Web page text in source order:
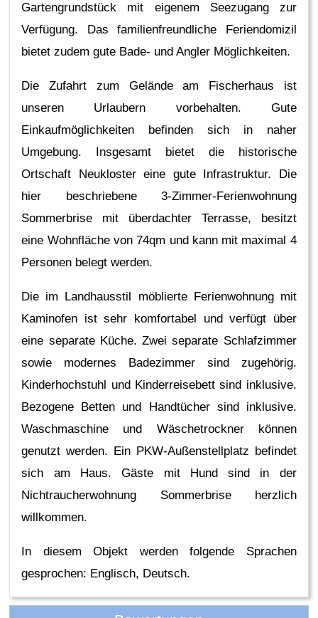
Gartengrundstück mit eigenem Seezugang zur
Verfügung. Das familienfreundliche Feriendomizil
bietet zudem gute Bade- und Angler Möglichkeiten.
Die Zufahrt zum Gelände am Fischerhaus ist
unseren Urlaubern vorbehalten. Gute
Einkaufmöglichkeiten befinden sich in naher
Umgebung. Insgesamt bietet die historische
Ortschaft Neukloster eine gute Infrastruktur. Die
hier beschriebene 3-Zimmer-Ferienwohnung
Sommerbrise mit überdachter Terrasse, besitzt
eine Wohnfläche von 74qm und kann mit maximal 4
Personen belegt werden.
Die im Landhausstil möblierte Ferienwohnung mit
Kaminofen ist sehr komfortabel und verfügt über
eine separate Küche. Zwei separate Schlafzimmer
sowie modernes Badezimmer sind zugehörig.
Kinderhochstuhl und Kinderreisebett sind inklusive.
Bezogene Betten und Handtücher sind inklusive.
Waschmaschine und Wäschetrockner können
genutzt werden. Ein PKW-Außenstellplatz befindet
sich am Haus. Gäste mit Hund sind in der
Nichtraucherwohnung Sommerbrise herzlich
willkommen.
In diesem Objekt werden folgende Sprachen
gesprochen: Englisch, Deutsch.